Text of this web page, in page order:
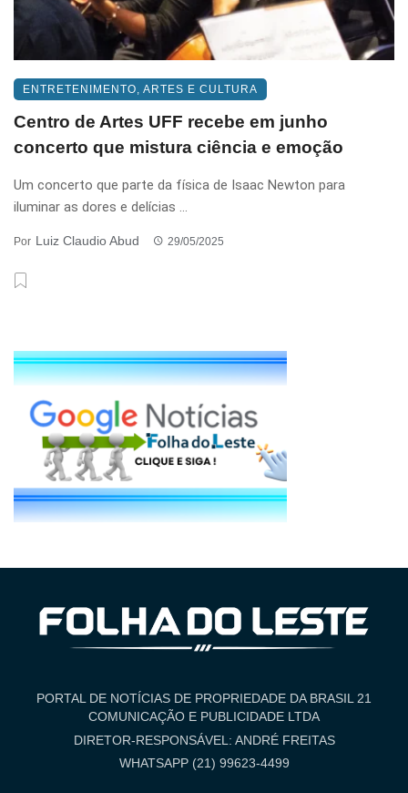
ENTRETENIMENTO, ARTES E CULTURA
Centro de Artes UFF recebe em junho
concerto que mistura ciência e emoção
Um concerto que parte da física de Isaac Newton para
iluminar as dores e delícias ...
Por Luiz Claudio Abud 29/05/2025
PORTAL DE NOTÍCIAS DE PROPRIEDADE DA BRASIL 21
COMUNICAÇÃO E PUBLICIDADE LTDA
DIRETOR-RESPONSÁVEL: ANDRÉ FREITAS
WHATSAPP (21) 99623-4499